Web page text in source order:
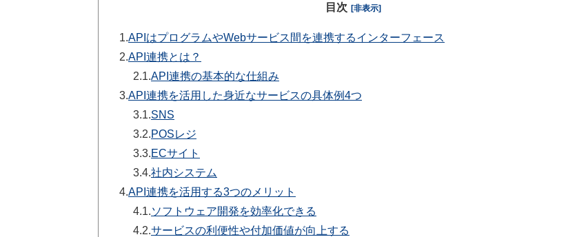
目次 [非表示]
1.APIはプログラムやWebサービス間を連携するインターフェース
2.API連携とは？
2.1.API連携の基本的な仕組み
3.API連携を活用した身近なサービスの具体例4つ
3.1.SNS
3.2.POSレジ
3.3.ECサイト
3.4.社内システム
4.API連携を活用する3つのメリット
4.1.ソフトウェア開発を効率化できる
4.2.サービスの利便性や付加価値が向上する